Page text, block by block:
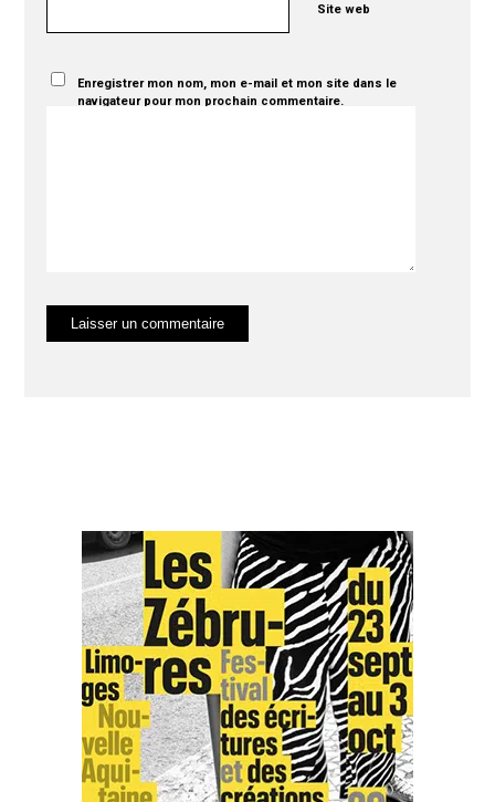
Site web
Enregistrer mon nom, mon e-mail et mon site dans le
navigateur pour mon prochain commentaire.